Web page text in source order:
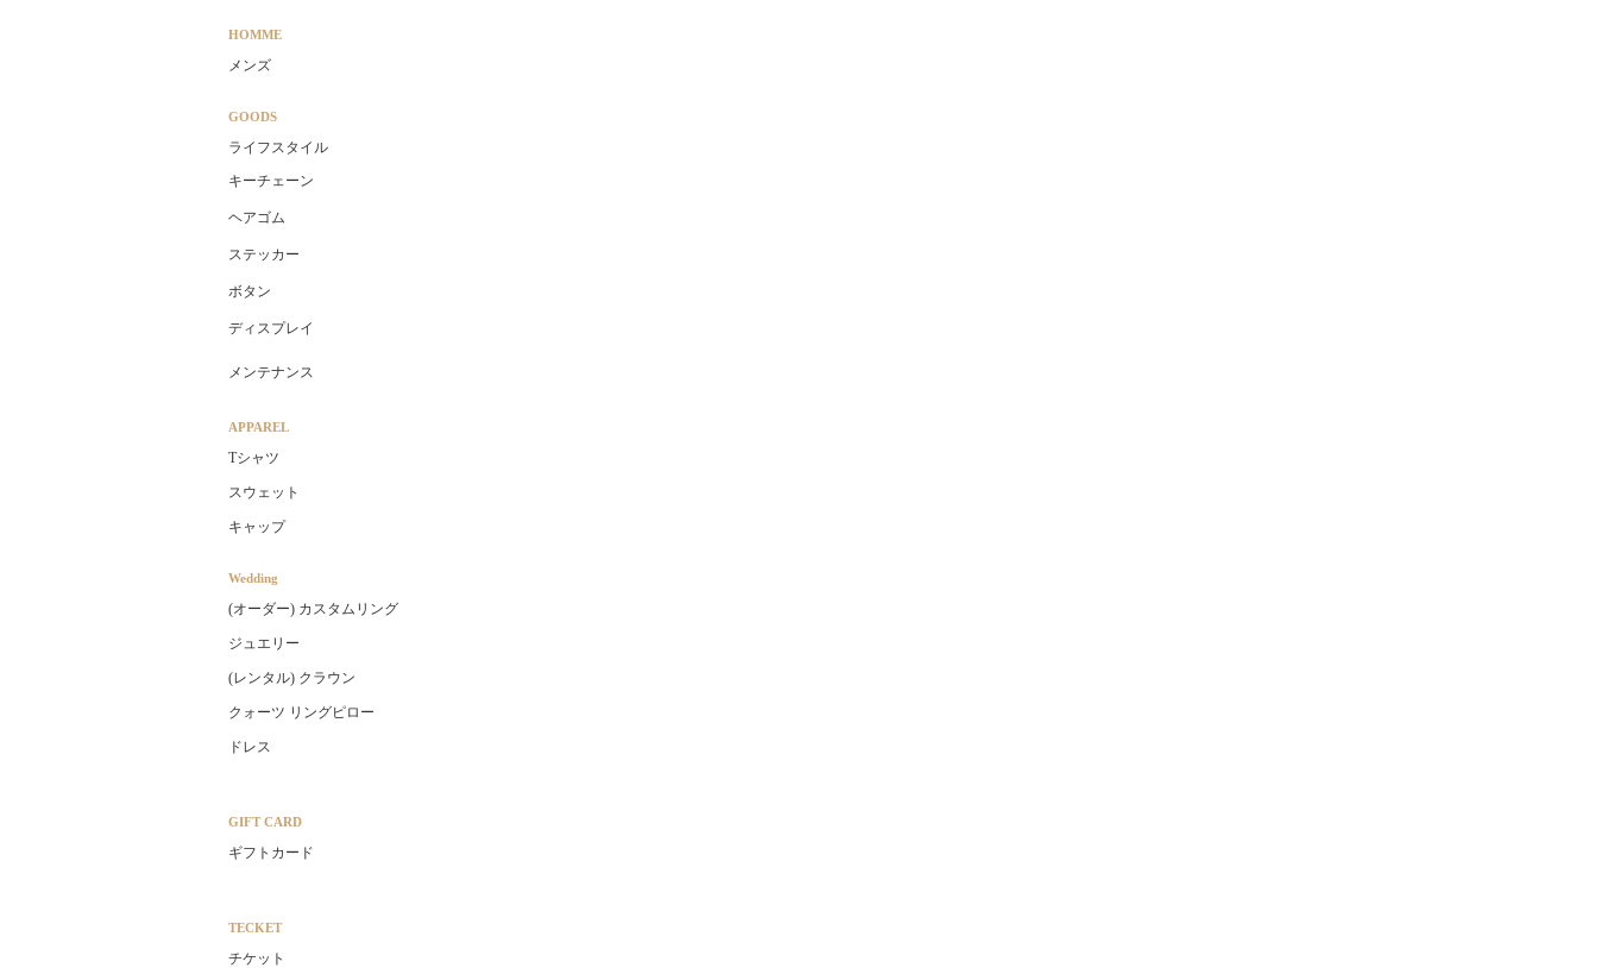
HOMME
メンズ
GOODS
ライフスタイル
キーチェーン
ヘアゴム
ステッカー
ボタン
ディスプレイ
メンテナンス
APPAREL
Tシャツ
スウェット
キャップ
Wedding
(オーダー) カスタムリング
ジュエリー
(レンタル) クラウン
クォーツ リングピロー
ドレス
GIFT CARD
ギフトカード
TECKET
チケット